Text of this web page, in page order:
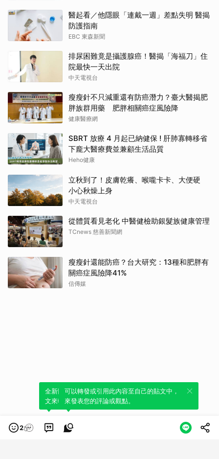
醫起看／他隱眼「連戴一週」差點失明 醫揭
防護指南
EBC 東森新聞
排尿困難竟是攝護腺癌！醫揭「海福刀」住
院最快一天出院
中天電視台
瘦瘦針不只減重還有防癌潛力？臺大醫揭肥
胖族群用藥 肥胖相關癌症風險降
健康醫療網
SBRT 放療 4 月起已納健保 ! 肝肺寡轉移省
下龐大醫療費並兼顧生活品質
Heho健康
立秋到了！皮膚乾癢、喉嚨卡卡、大便硬
小心秋燥上身
中天電視台
從體質看見老化 中醫健檢助銀髮族健康管理
TCnews 慈善新聞網
瘦瘦針還能防癌？台大研究：13種和肥胖有
關癌症風險降41%
信傳媒
2
全新體驗！一鍵引用此內容，透過發布貼
文來輕鬆表達個人立場。
可以轉發或引用此內容至自己的貼文中，
來發表您的評論或觀點。